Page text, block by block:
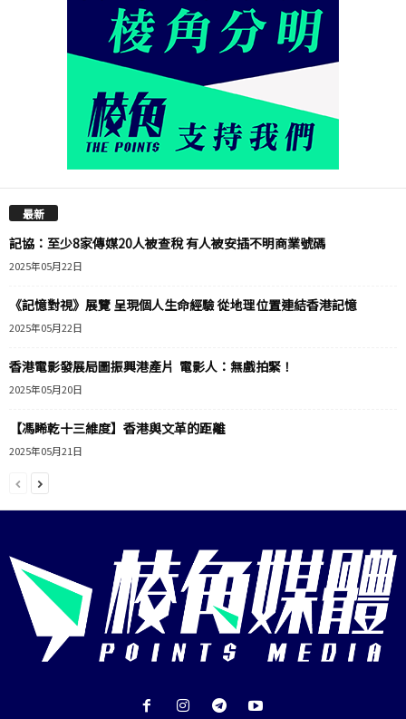
最新
記協：至少8家傳媒20人被查稅 有人被安插不明商業號碼
2025年05月22日
《記憶對視》展覽 呈現個人生命經驗 從地理位置連結香港記憶
2025年05月22日
香港電影發展局圖振興港產片 電影人：無戲拍緊！
2025年05月20日
【馮睎乾十三維度】香港與文革的距離
2025年05月21日